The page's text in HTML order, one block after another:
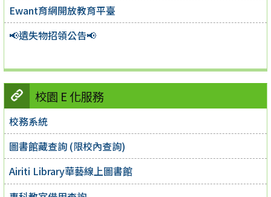
Ewant育網開放教育平臺
📢遺失物招領公告📢
校園 E 化服務
校務系統
圖書館藏查詢 (限校內查詢)
Airiti Library華藝線上圖書館